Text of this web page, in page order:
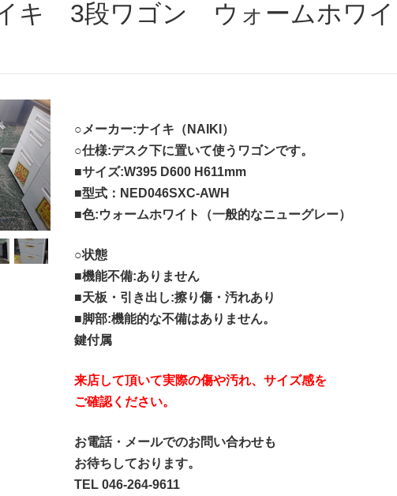
○メーカー:ナイキ（NAIKI）
○仕様:デスク下に置いて使うワゴンです。
■サイズ:W395 D600 H611mm
■型式：NED046SXC-AWH
■色:ウォームホワイト（一般的なニューグレー）
○状態
■機能不備:ありません
■天板・引き出し:擦り傷・汚れあり
■脚部:機能的な不備はありません。
鍵付属
来店して頂いて実際の傷や汚れ、サイズ感を
ご確認ください。
お電話・メールでのお問い合わせも
お待ちしております。
TEL 046-264-9611